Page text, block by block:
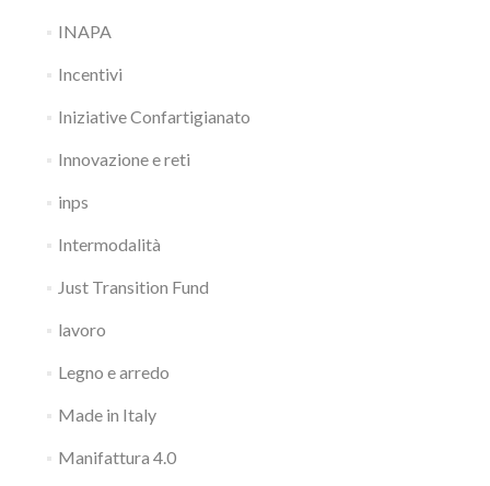
INAPA
Incentivi
Iniziative Confartigianato
Innovazione e reti
inps
Intermodalità
Just Transition Fund
lavoro
Legno e arredo
Made in Italy
Manifattura 4.0